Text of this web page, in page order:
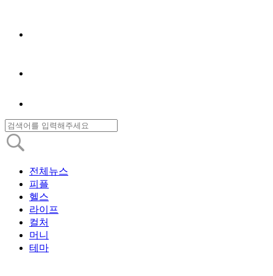
전체뉴스
피플
헬스
라이프
컬처
머니
테마